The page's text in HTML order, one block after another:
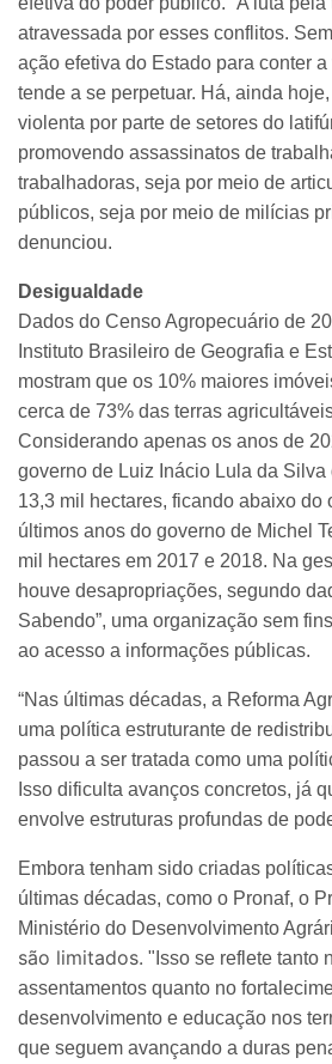
atravessada por esses conflitos.
ação efetiva do Estado para conter
tende a se perpetuar. Há, ainda
violenta por parte de setores do
promovendo assassinatos de
trabalhadoras, seja por meio de
públicos, seja por meio de milícias
denunciou.
Desigualdade
Dados do Censo Agropecuário de
Instituto Brasileiro de Geografia e
mostram que os 10% maiores
cerca de 73% das terras
Considerando apenas os anos de
governo de Luiz Inácio Lula da
13,3 mil hectares, ficando abaixo do
últimos anos do governo de Michel
mil hectares em 2017 e 2018. Na
houve desapropriações, segundo
Sabendo”, uma organização sem
ao acesso a informações públicas.
“Nas últimas décadas, a Reforma
uma política estruturante de
passou a ser tratada como uma
Isso dificulta avanços concretos, já
envolve estruturas profundas de
Embora tenham sido criadas
últimas décadas, como o Pronaf, o
Ministério do Desenvolvimento
são limitados. "Isso se reflete tanto
assentamentos quanto no
desenvolvimento e educação nos
que seguem avançando a duras